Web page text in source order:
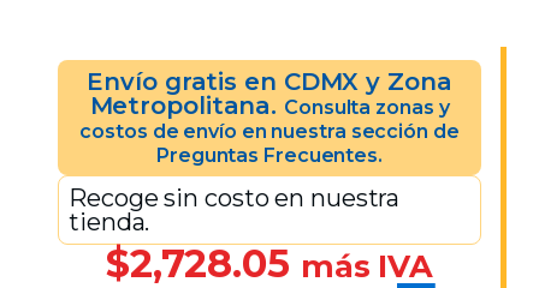
Envío gratis en CDMX y Zona
Metropolitana. Consulta zonas y
costos de envío en nuestra sección de
Preguntas Frecuentes.
Recoge sin costo en nuestra
tienda.
$2,728.05 más IVA